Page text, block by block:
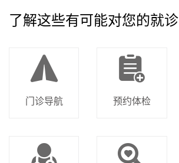
了解这些有可能对您的就
门诊导航 预约体检